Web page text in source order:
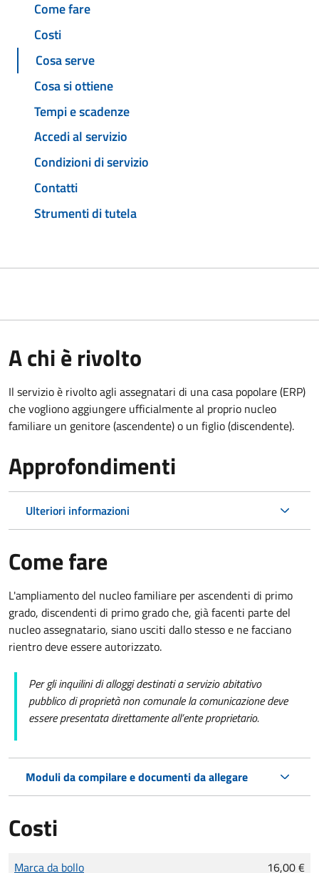
Come fare
Costi
Cosa serve
Cosa si ottiene
Tempi e scadenze
Accedi al servizio
Condizioni di servizio
Contatti
Strumenti di tutela
A chi è rivolto
Il servizio è rivolto agli assegnatari di una casa popolare (ERP)
che vogliono aggiungere ufficialmente al proprio nucleo
familiare un genitore (ascendente) o un figlio (discendente).
Approfondimenti
Ulteriori informazioni
Come fare
L'ampliamento del nucleo familiare per ascendenti di primo
grado, discendenti di primo grado che, già facenti parte del
nucleo assegnatario, siano usciti dallo stesso e ne facciano
rientro deve essere autorizzato.
Per gli inquilini di alloggi destinati a servizio abitativo
pubblico di proprietà non comunale la comunicazione deve
essere presentata direttamente all’ente proprietario.
Moduli da compilare e documenti da allegare
Costi
Tipo di pagamento
Importo
Marca da bollo 16,00 €